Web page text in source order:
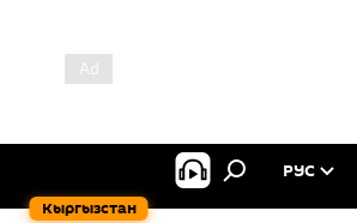
Кыргызстан
РУС